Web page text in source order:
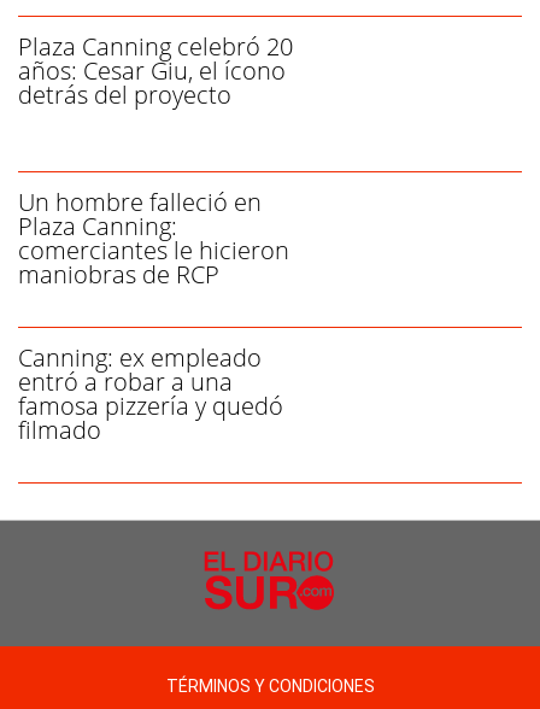
Plaza Canning celebró 20
años: Cesar Giu, el ícono
detrás del proyecto
Un hombre falleció en
Plaza Canning:
comerciantes le hicieron
maniobras de RCP
Canning: ex empleado
entró a robar a una
famosa pizzería y quedó
filmado
TÉRMINOS Y CONDICIONES